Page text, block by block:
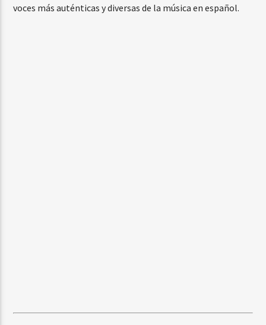
voces más auténticas y diversas de la música en español.